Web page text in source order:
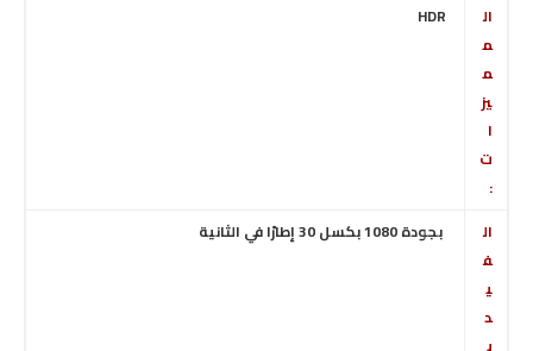
ال
م
م
يز
ا
ت
:
ال
ف
ي
د
ي
بجودة 1080 بكسل 30 إطارًا في الثانية